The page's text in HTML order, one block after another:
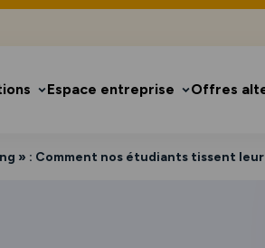
Espace entreprise Offres
» : Comment nos étudiants tissent